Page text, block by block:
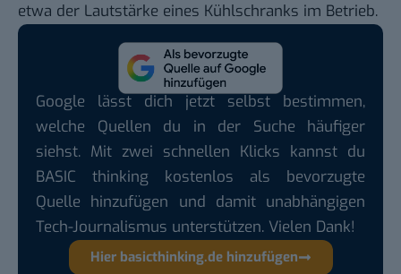
etwa der Lautstärke eines Kühlschranks im Betrieb.
Google lässt dich jetzt selbst bestimmen,
welche Quellen du in der Suche häufiger
siehst. Mit zwei schnellen Klicks kannst du
BASIC thinking kostenlos als bevorzugte
Quelle hinzufügen und damit unabhängigen
Tech-Journalismus unterstützen. Vielen Dank!
Hier basicthinking.de hinzufügen